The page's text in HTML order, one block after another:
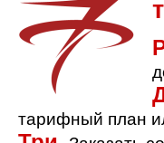
тарифный план